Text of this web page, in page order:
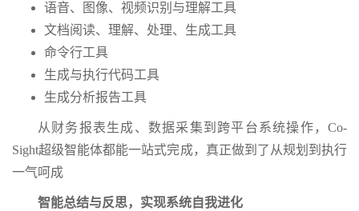
语音、图像、视频识别与理解工具
文档阅读、理解、处理、生成工具
命令行工具
生成与执行代码工具
生成分析报告工具
从财务报表生成、数据采集到跨平台系统操作，Co-
Sight超级智能体都能一站式完成，真正做到了从规划到执行
一气呵成
智能总结与反思，实现系统自我进化